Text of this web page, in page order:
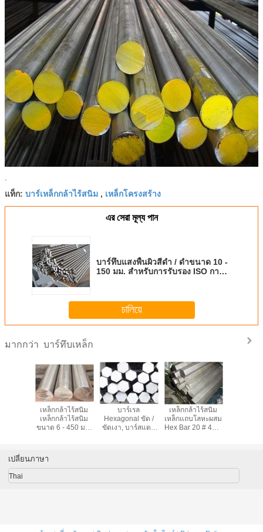
แท็ก: บาร์เหล็กกล้าไร้สนิม , เหล็กโครงสร้าง
এর সেরা মূল্য পান
บาร์ทึบแสงพื้นผิวสีดำ / ดำขนาด 10 -
150 มม. สำหรับการรับรอง ISO การ
চালিয়ে
มากกว่า บาร์ทึบเหล็ก
เหล็กกล้าไร้สนิม
เหล็กกล้าไร้สนิม
ขนาด 6 - 450 มม.
บาร์เรล
Hexagonal ขัด /
ขัดเงา, บาร์สแตน
เหล็กกล้าไร้สนิม
เหล็กแถบโลหะผสม
Hex Bar 20 # 45 #
เปลี่ยนภาษา
Thai